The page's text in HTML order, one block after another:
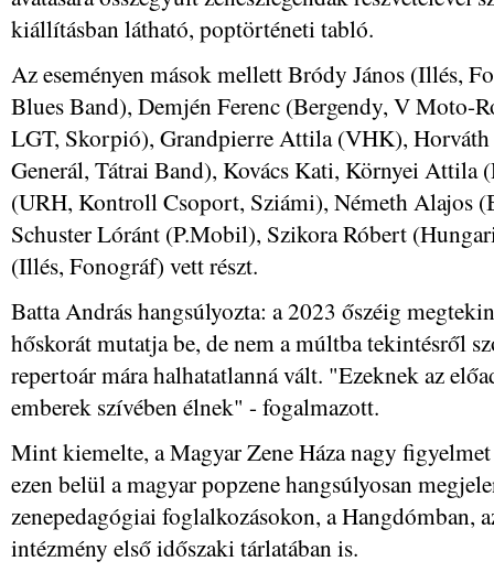
kiállításban látható, poptörténeti tabló.
Az eseményen mások mellett Bródy János (Illés,
Blues Band), Demjén Ferenc (Bergendy, V Moto-
LGT, Skorpió), Grandpierre Attila (VHK),
Generál, Tátrai Band), Kovács Kati, Környei Attila
(URH, Kontroll Csoport, Sziámi), Németh Alajos
Schuster Lóránt (P.Mobil), Szikora Róbert
(Illés, Fonográf) vett részt.
Batta András hangsúlyozta: a 2023 őszéig
hőskorát mutatja be, de nem a múltba tekintésről
repertoár mára halhatatlanná vált. "Ezeknek az
emberek szívében élnek" - fogalmazott.
Mint kiemelte, a Magyar Zene Háza nagy
ezen belül a magyar popzene hangsúlyosan
zenepedagógiai foglalkozásokon, a Hangdómban,
intézmény első időszaki tárlatában is.